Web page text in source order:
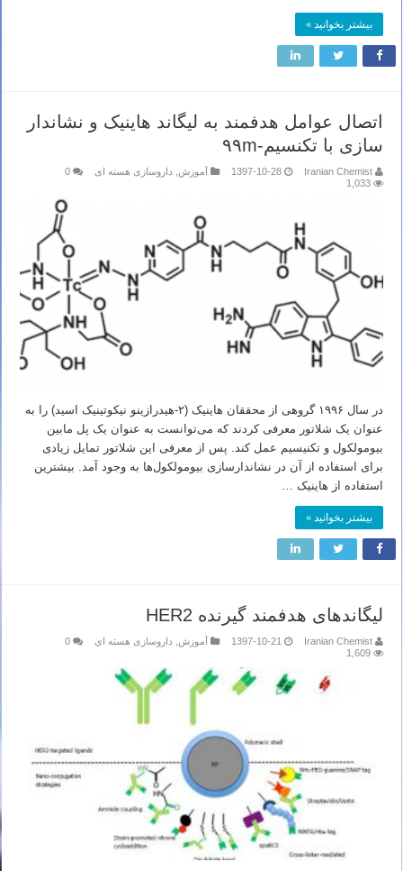
بیشتر بخوانید »
اتصال عوامل هدفمند به لیگاند هاینیک و نشاندار
سازی با تکنسیم-۹۹m
Iranian Chemist
1397-10-28 آموزش داروسازی هسته ای
0
1,033
در سال ۱۹۹۶ گروهی از محققان هاینیک (۲-هیدرازینو نیکوتینیک اسید) را به
عنوان یک شلاتور معرفی کردند که می‌توانست به عنوان یک پل مابین
بیومولکول و تکنیسیم عمل کند. پس از معرفی این شلاتور تمایل زیادی
برای استفاده از آن در نشاندارسازی بیومولکول‌ها به وجود آمد. بیشترین
استفاده از هاینیک …
بیشتر بخوانید »
لیگاندهای هدفمند گیرنده HER2
Iranian Chemist
1397-10-21 آموزش داروسازی هسته ای
0
1,609